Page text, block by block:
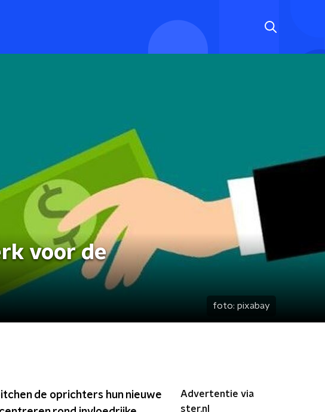
voor de
foto: pixabay
de oprichters hun nieuwe
Advertentie via
ster.nl